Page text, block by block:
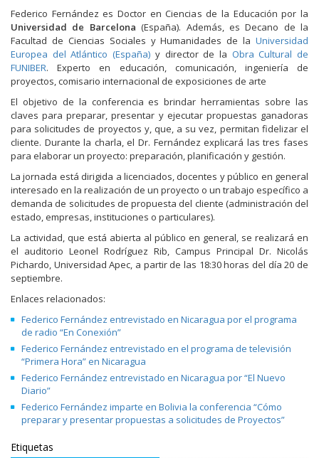
Federico Fernández es Doctor en Ciencias de la Educación por la
Universidad de Barcelona (España). Además, es Decano de la
Facultad de Ciencias Sociales y Humanidades de la Universidad
Europea del Atlántico (España) y director de la Obra Cultural de
FUNIBER. Experto en educación, comunicación, ingeniería de
proyectos, comisario internacional de exposiciones de arte
El objetivo de la conferencia es brindar herramientas sobre las
claves para preparar, presentar y ejecutar propuestas ganadoras
para solicitudes de proyectos y, que, a su vez, permitan fidelizar el
cliente. Durante la charla, el Dr. Fernández explicará las tres fases
para elaborar un proyecto: preparación, planificación y gestión.
La jornada está dirigida a licenciados, docentes y público en general
interesado en la realización de un proyecto o un trabajo específico a
demanda de solicitudes de propuesta del cliente (administración del
estado, empresas, instituciones o particulares).
La actividad, que está abierta al público en general, se realizará en
el auditorio Leonel Rodríguez Rib, Campus Principal Dr. Nicolás
Pichardo, Universidad Apec, a partir de las 18:30 horas del día 20 de
septiembre.
Enlaces relacionados:
Federico Fernández entrevistado en Nicaragua por el programa
de radio “En Conexión”
Federico Fernández entrevistado en el programa de televisión
“Primera Hora” en Nicaragua
Federico Fernández entrevistado en Nicaragua por “El Nuevo
Diario”
Federico Fernández imparte en Bolivia la conferencia “Cómo
preparar y presentar propuestas a solicitudes de Proyectos”
Etiquetas